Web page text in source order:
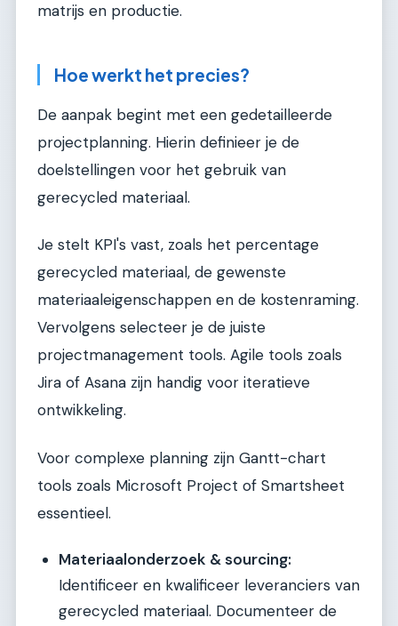
matrijs en productie.
Hoe werkt het precies?
De aanpak begint met een gedetailleerde
projectplanning. Hierin definieer je de
doelstellingen voor het gebruik van
gerecycled materiaal.
Je stelt KPI's vast, zoals het percentage
gerecycled materiaal, de gewenste
materiaaleigenschappen en de kostenraming.
Vervolgens selecteer je de juiste
projectmanagement tools. Agile tools zoals
Jira of Asana zijn handig voor iteratieve
ontwikkeling.
Voor complexe planning zijn Gantt-chart
tools zoals Microsoft Project of Smartsheet
essentieel.
Materiaalonderzoek & sourcing:
Identificeer en kwalificeer leveranciers van
gerecycled materiaal. Documenteer de